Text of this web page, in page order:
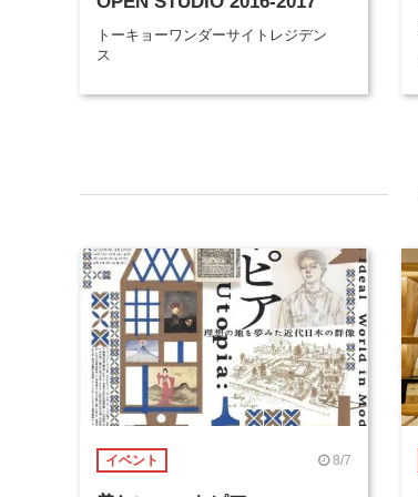
トーキョーワンダーサイトレジデン
ス
イベント 8/7